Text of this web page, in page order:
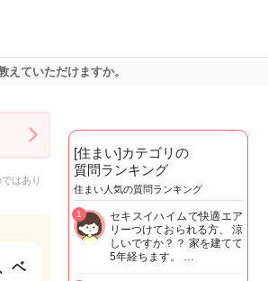
ていただけますか。
はあり
ベ
[住まい]カテゴリの
質問ランキング
住まい人気の質問ランキング
セキスイハイムで快適エア
リーつけておられる方、 涼
しいですか？？ 家を建てて
5年経ちます。 …
1